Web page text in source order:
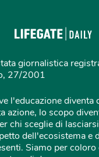
giornalistica
27/2001
l'educazione diventa
azione, lo scopo
chi sceglie di
dell'ecosistema e
Siamo per coloro